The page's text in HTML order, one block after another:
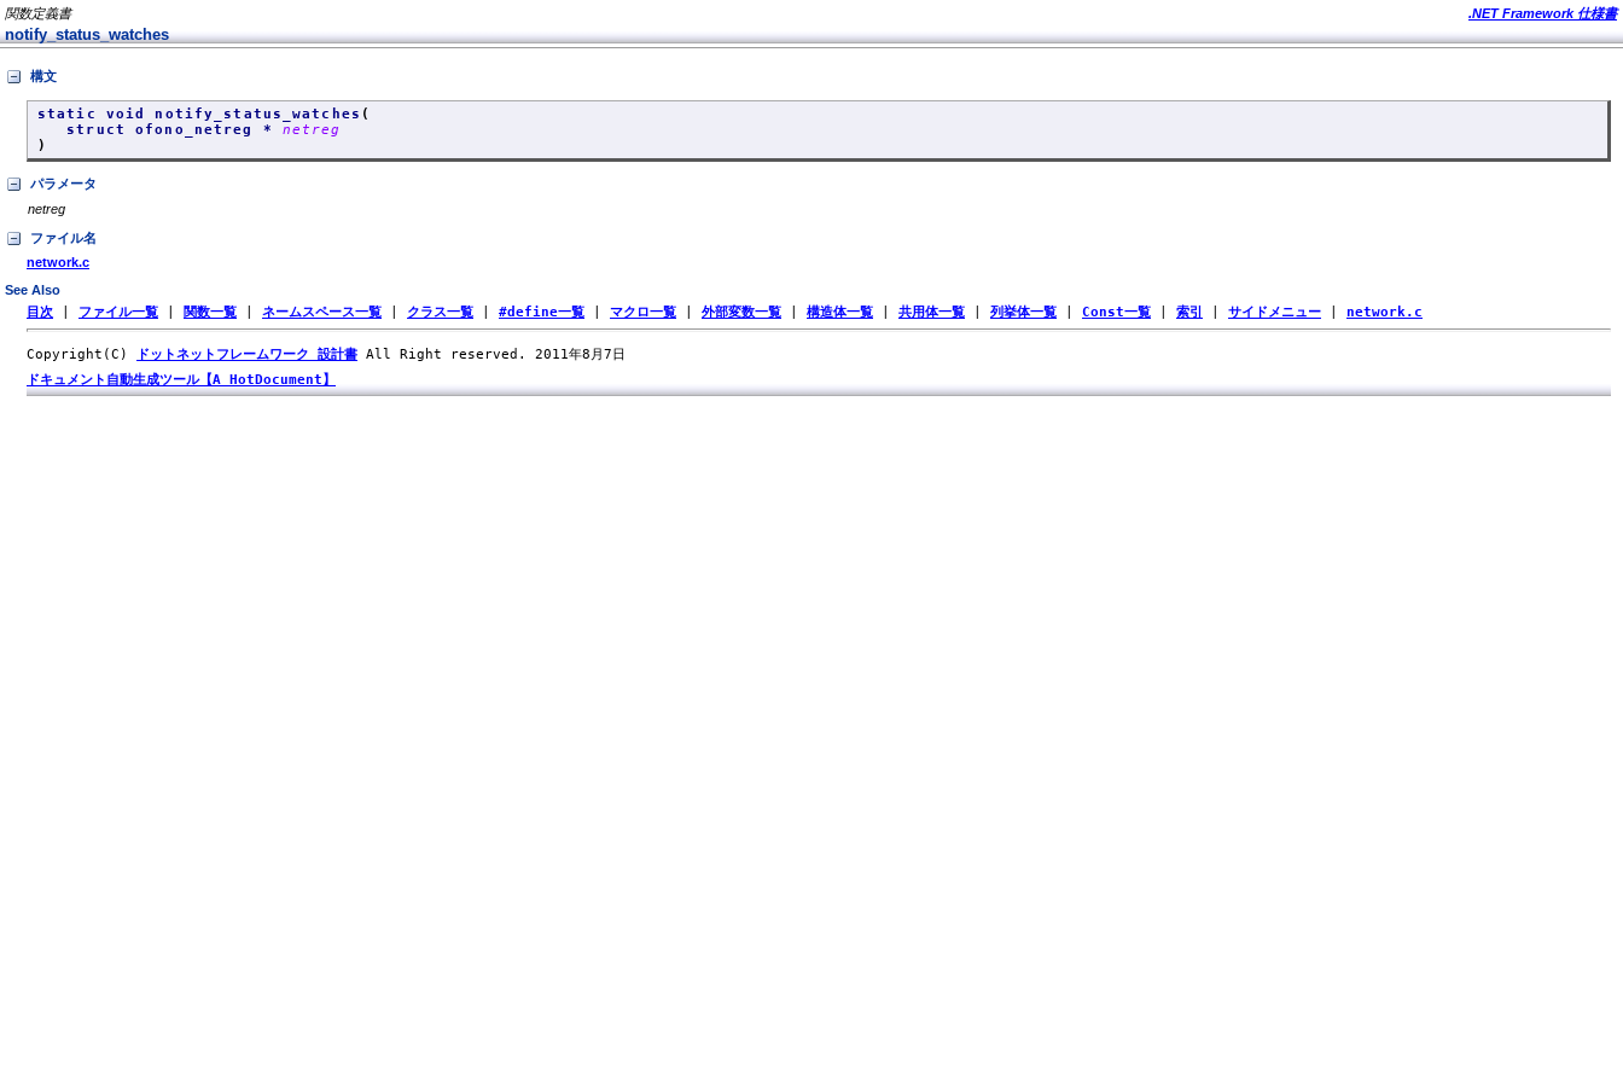
関数定義書 .NET Framework 仕様書
notify_status_watches
構文
static void notify_status_watches (
struct ofono_netreg * netreg
)
パラメータ
netreg
ファイル名
network.c
See Also
目次 ファイル一覧 関数一覧 ネームスペース一覧 クラス一覧 #define一覧 マクロ一覧 外部変数一覧 構造体一覧 共用体一覧 列挙体一覧 Const一覧 索引 サイドメニュー network.c
Copyright(C) ドットネットフレームワーク 設計書 All Right reserved. 2011年8月7日
ドキュメント自動生成ツール【A HotDocument】